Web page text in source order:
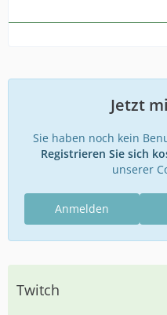
Jetzt
Sie haben noch kein
Registrieren Sie sich
unserer
Anmelden
Twitch